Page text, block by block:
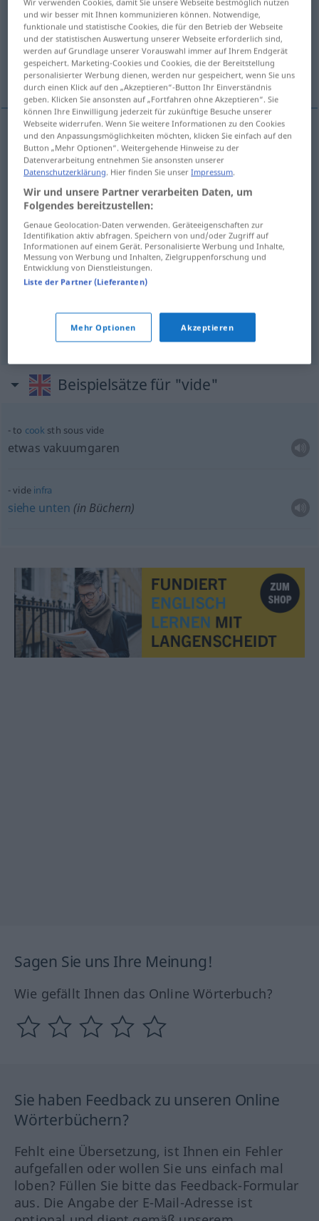
Übersicht aller Übersetzungen
(Für mehr Details die Übersetzung anklicken/antippen)
siehe, wie z.B. bei, man denke an
Beispiele
v.abgekürzt, Lat.: imperative: look
siehe!
siehe, wie z.B. bei, man denke an (AKK) videLat.:
imperative: think of
Beispielsätze für "vide"
to cook sth sous vide
etwas vakuumgaren
vide infra
siehe unten (in Büchern)
Sagen Sie uns Ihre Meinung!
Wie gefällt Ihnen das Online Wörterbuch?
Sie haben Feedback zu unseren Online
Wörterbüchern?
Fehlt eine Übersetzung, ist Ihnen ein Fehler
aufgefallen oder wollen Sie uns einfach mal
loben? Füllen Sie bitte das Feedback-Formular
aus. Die Angabe der E-Mail-Adresse ist
und wir besser mit Ihnen kommunizieren können. Notwendige,
funktionale und statistische Cookies, die für den Betrieb der Webseite
und der statistischen Auswertung unserer Webseite erforderlich sind,
werden auf Grundlage unserer Vorauswahl immer auf Ihrem Endgerät
gespeichert. Marketing-Cookies und Cookies, die der Bereitstellung
personalisierter Werbung dienen, werden nur gespeichert, wenn Sie uns
durch einen Klick auf den „Akzeptieren“-Button Ihr Einverständnis
geben. Klicken Sie ansonsten auf „Fortfahren ohne Akzeptieren“. Sie
können Ihre Einwilligung jederzeit für zukünftige Besuche unserer
Webseite widerrufen. Wenn Sie weitere Informationen zu den Cookies
und den Anpassungsmöglichkeiten möchten, klicken Sie einfach auf den
Button „Mehr Optionen“. Weitergehende Hinweise zu der
Datenverarbeitung entnehmen Sie ansonsten unserer
Datenschutzerklärung . Hier finden Sie unserImpressum
Wir und unsere Partner verarbeiten Daten, um
Folgendes bereitzustellen:
Genaue Geolocation-Daten verwenden. Geräteeigenschaften zur
Identifikation aktiv abfragen. Speichern von und/oder Zugriff auf
Informationen auf einem Gerät. Personalisierte Werbung und Inhalte,
Messung von Werbung und Inhalten, Zielgruppenforschung und
Entwicklung von Dienstleistungen.
Liste der Partner (Lieferanten)
Mehr Optionen Akzeptieren